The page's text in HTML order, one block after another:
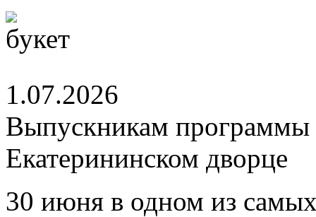
1.07.2026
Выпускникам
Екатерининском дворце
30 июня в одном из